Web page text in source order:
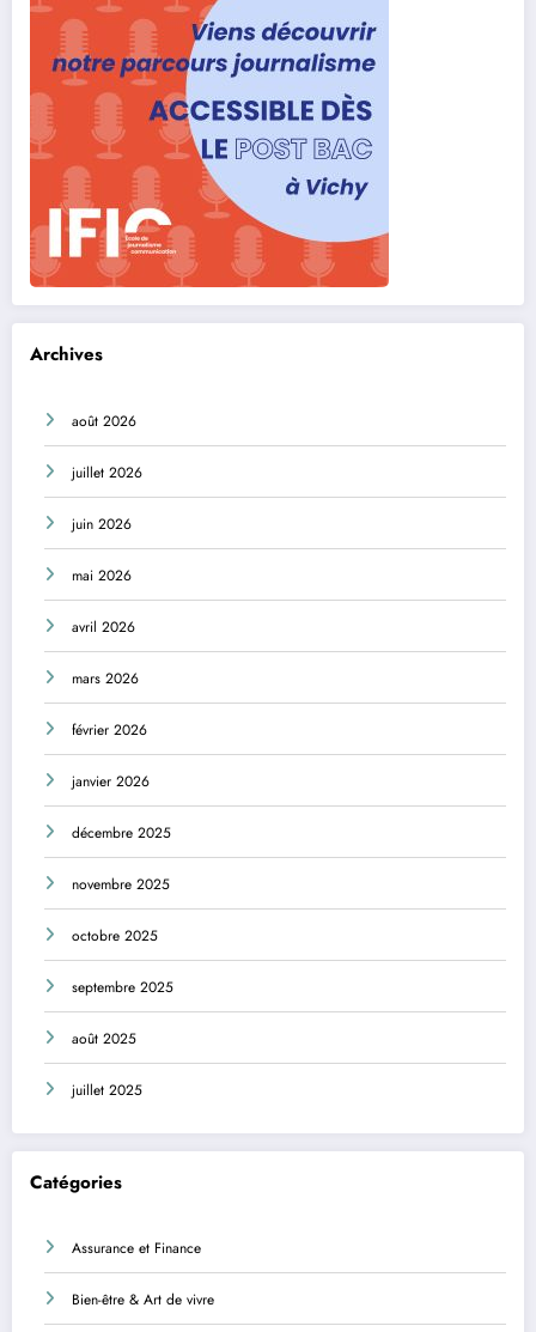
Archives
août 2026
juillet 2026
juin 2026
mai 2026
avril 2026
mars 2026
février 2026
janvier 2026
décembre 2025
novembre 2025
octobre 2025
septembre 2025
août 2025
juillet 2025
Catégories
Assurance et Finance
Bien-être & Art de vivre